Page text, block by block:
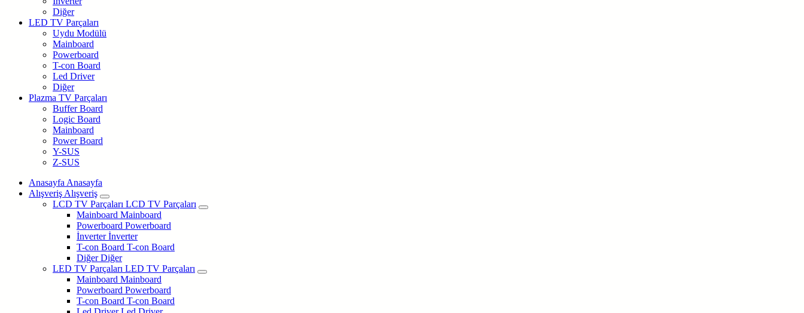
Diğer
LED TV Parçaları
Uydu Modülü
Mainboard
Powerboard
T-con Board
Led Driver
Diğer
Plazma TV Parçaları
Buffer Board
Logic Board
Mainboard
Power Board
Y-SUS
Z-SUS
Anasayfa Anasayfa
Alışveriş Alışveriş
LCD TV Parçaları LCD TV Parçaları
Mainboard Mainboard
Powerboard Powerboard
İnverter İnverter
T-con Board T-con Board
Diğer Diğer
LED TV Parçaları LED TV Parçaları
Mainboard Mainboard
Powerboard Powerboard
T-con Board T-con Board